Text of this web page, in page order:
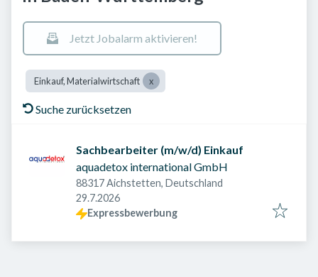
Jetzt Jobalarm aktivieren!
Einkauf, Materialwirtschaft
Suche zurücksetzen
Sachbearbeiter (m/w/d) Einkauf
aquadetox international GmbH
88317 Aichstetten, Deutschland
Veröffentlicht am
29.7.2026
Expressbewerbung